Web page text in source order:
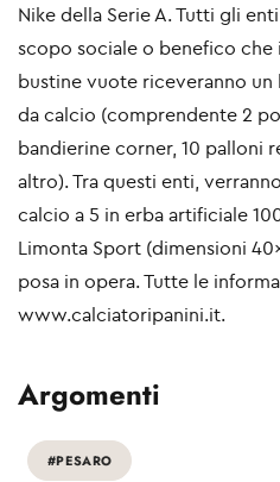
Nike della Serie A. Tutti gli
scopo sociale o benefico che
bustine vuote riceveranno
da calcio (comprendente 2
bandierine corner, 10 palloni
altro). Tra questi enti,
calcio a 5 in erba artificiale
Limonta Sport (dimensioni
posa in opera. Tutte le
www.calciatoripanini.it.
Argomenti
#PESARO